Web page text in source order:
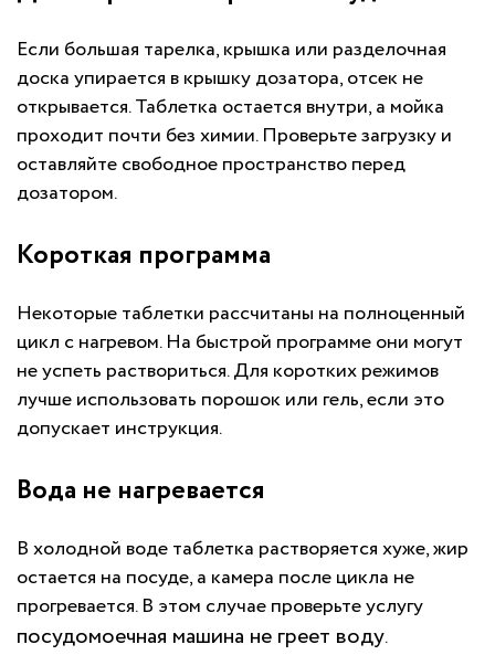
Если большая тарелка, крышка или разделочная
доска упирается в крышку дозатора, отсек не
открывается. Таблетка остается внутри, а мойка
проходит почти без химии. Проверьте загрузку и
оставляйте свободное пространство перед
дозатором.
Короткая программа
Некоторые таблетки рассчитаны на полноценный
цикл с нагревом. На быстрой программе они могут
не успеть раствориться. Для коротких режимов
лучше использовать порошок или гель, если это
допускает инструкция.
Вода не нагревается
В холодной воде таблетка растворяется хуже, жир
остается на посуде, а камера после цикла не
прогревается. В этом случае проверьте услугу
посудомоечная машина не греет воду.